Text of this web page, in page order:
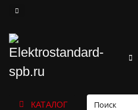
КАТАЛОГ